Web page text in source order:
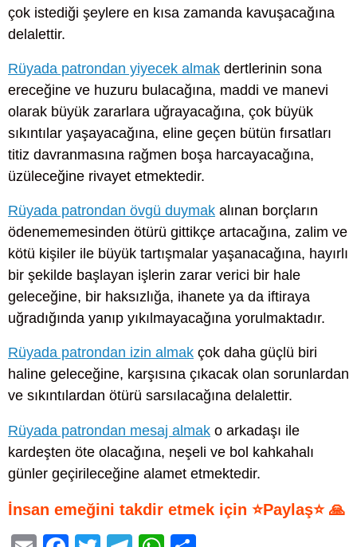
çok istediği şeylere en kısa zamanda kavuşacağına
delalettir.
Rüyada patrondan yiyecek almak dertlerinin sona
ereceğine ve huzuru bulacağına, maddi ve manevi
olarak büyük zararlara uğrayacağına, çok büyük
sıkıntılar yaşayacağına, eline geçen bütün fırsatları
titiz davranmasına rağmen boşa harcayacağına,
üzüleceğine rivayet etmektedir.
Rüyada patrondan övgü duymak alınan borçların
ödenememesinden ötürü gittikçe artacağına, zalim ve
kötü kişiler ile büyük tartışmalar yaşanacağına, hayırlı
bir şekilde başlayan işlerin zarar verici bir hale
geleceğine, bir haksızlığa, ihanete ya da iftiraya
uğradığında yanıp yıkılmayacağına yorulmaktadır.
Rüyada patrondan izin almak çok daha güçlü biri
haline geleceğine, karşısına çıkacak olan sorunlardan
ve sıkıntılardan ötürü sarsılacağına delalettir.
Rüyada patrondan mesaj almak o arkadaşı ile
kardeşten öte olacağına, neşeli ve bol kahkahalı
günler geçirileceğine alamet etmektedir.
İnsan emeğini takdir etmek için ⭐Paylaş⭐ 🙏